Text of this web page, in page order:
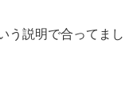
う説明で合ってまし